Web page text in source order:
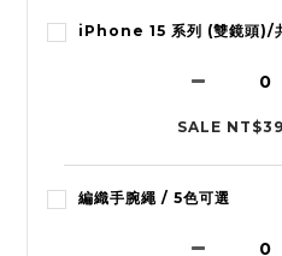
iPhone 15 系列 (雙鏡頭)/
SALE
編織手腕繩 / 5色可選